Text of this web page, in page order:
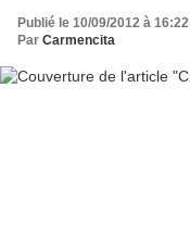
Publié le 10/09/2012 à 16:22
Par Carmencita